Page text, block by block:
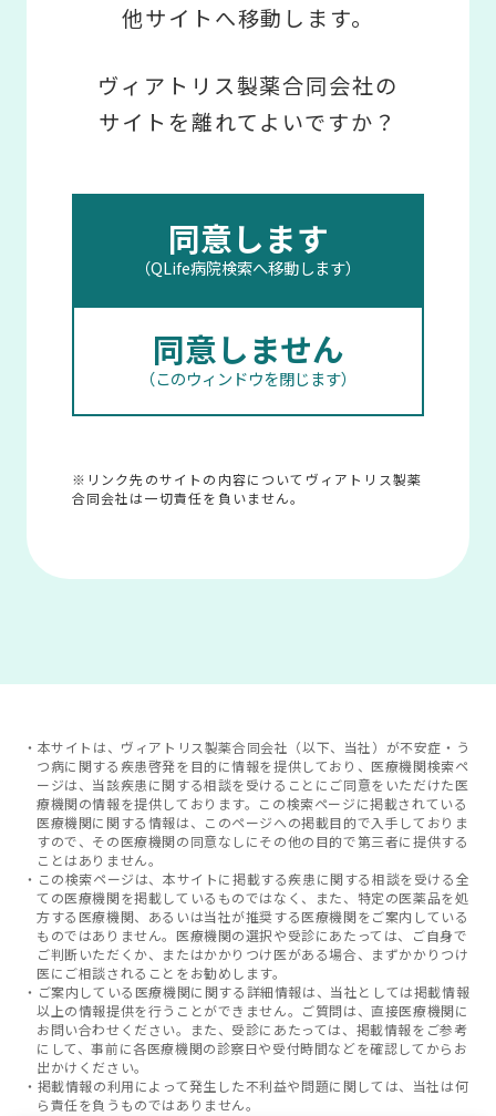
他サイトへ移動します。
ヴィアトリス製薬合同会社の
サイトを離れてよいですか？
同意します
（QLife病院検索へ移動します）
同意しません
（このウィンドウを閉じます）
※リンク先のサイトの内容についてヴィアトリス製薬
合同会社は一切責任を負いません。
・本サイトは、ヴィアトリス製薬合同会社（以下、当社）が不安症・う
つ病に関する疾患啓発を目的に情報を提供しており、医療機関検索ペ
ージは、当該疾患に関する相談を受けることにご同意をいただけた医
療機関の情報を提供しております。この検索ページに掲載されている
医療機関に関する情報は、このページへの掲載目的で入手しておりま
すので、その医療機関の同意なしにその他の目的で第三者に提供する
ことはありません。
・この検索ページは、本サイトに掲載する疾患に関する相談を受ける全
ての医療機関を掲載しているものではなく、また、特定の医薬品を処
方する医療機関、あるいは当社が推奨する医療機関をご案内している
ものではありません。医療機関の選択や受診にあたっては、ご自身で
ご判断いただくか、またはかかりつけ医がある場合、まずかかりつけ
医にご相談されることをお勧めします。
・ご案内している医療機関に関する詳細情報は、当社としては掲載情報
以上の情報提供を行うことができません。ご質問は、直接医療機関に
お問い合わせください。また、受診にあたっては、掲載情報をご参考
にして、事前に各医療機関の診察日や受付時間などを確認してからお
出かけください。
・掲載情報の利用によって発生した不利益や問題に関しては、当社は何
ら責任を負うものではありません。